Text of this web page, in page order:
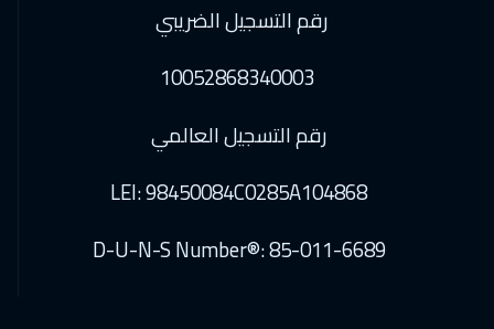
رقم التسجيل الضريبي
10052868340003
رقم التسجيل العالمي
LEI: 98450084C0285A104868
D-U-N-S Number®: 85-011-6689